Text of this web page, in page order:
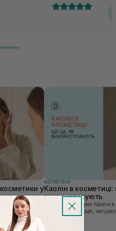
у
популярної
вибір
2025 р...
КОСМЕТИКА
Каолін в
використовують
Автор: Юлія Цебрик Каолін в косметології – це
природний мінерал,
безліч переваг для шкіри